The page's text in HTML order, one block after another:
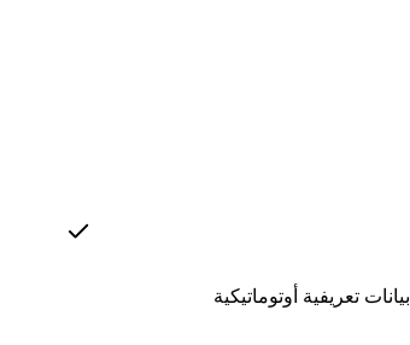
بيانات تعريفية أوتوماتيكية